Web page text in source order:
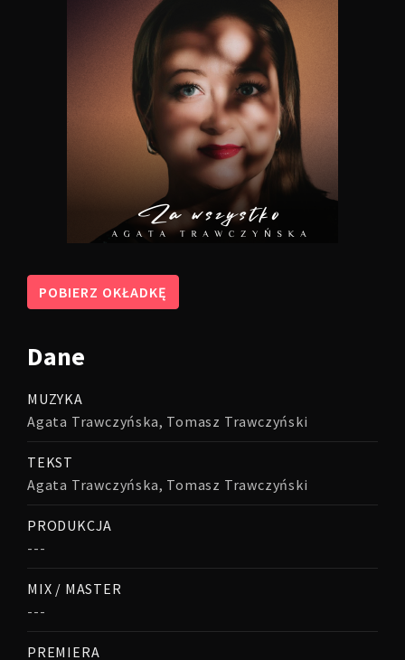
POBIERZ OKŁADKĘ
Dane
MUZYKA
Agata Trawczyńska, Tomasz Trawczyński
TEKST
Agata Trawczyńska, Tomasz Trawczyński
PRODUKCJA
---
MIX / MASTER
---
PREMIERA